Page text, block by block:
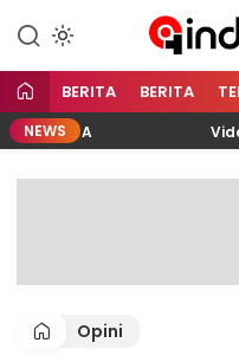
BERITA BERITA
NEWS Video
Opini